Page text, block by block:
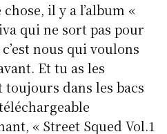
il y a l’album «
qui ne sort pas pour
nous qui voulons
Et tu as les
dans les bacs
« Street Squed Vol.1